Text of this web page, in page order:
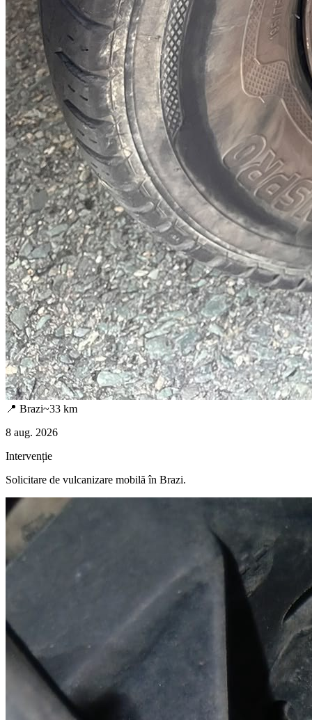
📍 Brazi~33 km
8 aug. 2026
Intervenție
Solicitare de vulcanizare mobilă în Brazi.